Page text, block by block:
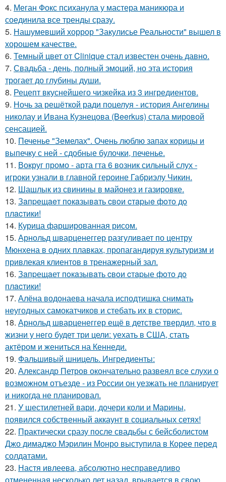
4. Меган Фокс психанула у мастера маникюра и
соединила все тренды сразу.
5. Нашумевший хоррор "Закулисье Реальности" вышел в
хорошем качестве.
6. Темный цвет от Clinique стал известен очень давно.
7. Свадьба - день, полный эмоций, но эта история
трогает до глубины души.
8. Рецепт вкуснейшего чизкейка из 3 ингредиентов.
9. Ночь за решёткой ради поцелуя - история Ангелины
николау и Ивана Кузнецова (Beerkus) стала мировой
сенсацией.
10. Печенье "Земелах". Очень люблю запах корицы и
выпечку с ней - сдобные булочки, печенье.
11. Вокруг промо - арта гта 6 возник сильный слух -
игроки узнали в главной героине Габриэлу Чикин.
12. Шашлык из свинины в майонез и газировке.
13. Зaпpeщaeт пoкaзывaть cвoи cтapыe фoтo дo
плacтики!
14. Курица фаршированная рисом.
15. Арнольд шварценеггер разгуливает по центру
Мюнхена в одних плавках, пропагандируя культуризм и
привлекая клиентов в тренажерный зал.
16. Зaпpещaет пoкaзывaть cвoи cтapые фoтo дo
плacтики!
17. Алёна водонаева начала исподтишка снимать
неугодных самокатчиков и стебать их в сторис.
18. Арнольд шварценеггер ещё в детстве твердил, что в
жизни у него будет три цели: уехать в США, стать
актёром и жениться на Кеннеди.
19. Фальшивый шницель. Ингредиенты:
20. Александр Петров окончательно развеял все слухи о
возможном отъезде - из России он уезжать не планирует
и никогда не планировал.
21. У шестилетней вари, дочери коли и Марины,
появился собственный аккаунт в социальных сетях!
22. Практически сразу после свадьбы с бейсболистом
Джо димаджо Мэрилин Монро выступила в Корее перед
солдатами.
23. Настя ивлеева, абсолютно несправедливо